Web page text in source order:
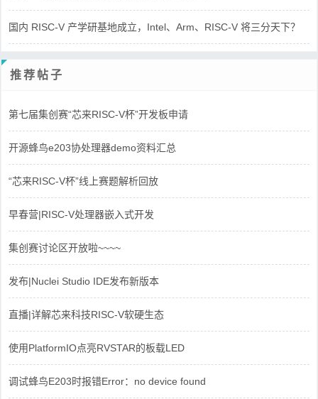
国内 RISC-V 产学研基地成立，Intel、Arm、RISC-V 将三分天下？
推荐帖子
第七届集创赛“芯来RISC-V杯”开发板申请
开源蜂鸟e203协处理器demo资料汇总
“芯来RISC-V杯”线上赛题解析回放
早春营|RISC-V处理器嵌入式开发
集创赛讨论区开放啦~~~~
发布|Nuclei Studio IDE发布新版本
直播|详解芯来科技RISC-V软硬生态
使用PlatformIO点亮RVSTAR的板载LED
调试蜂鸟E203时报错Error：no device found